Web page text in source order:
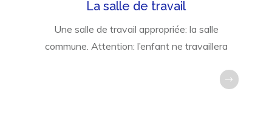
La salle de travail
Une salle de travail appropriée: la salle
commune. Attention: l’enfant ne travaillera